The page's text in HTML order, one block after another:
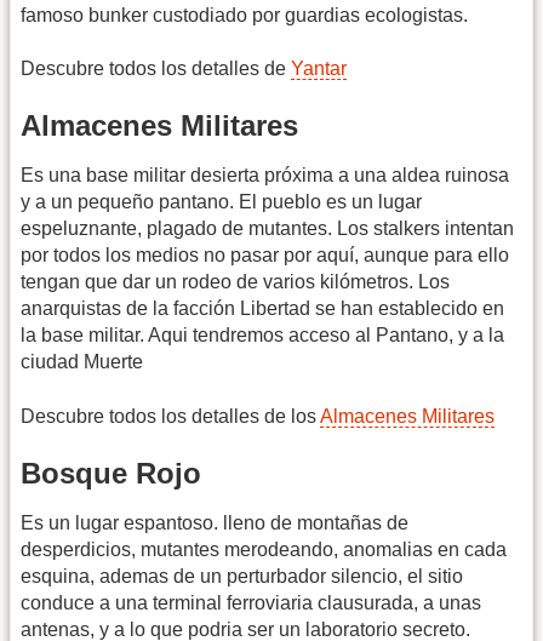
famoso bunker custodiado por guardias ecologistas.
Descubre todos los detalles de Yantar
Almacenes Militares
Es una base militar desierta próxima a una aldea ruinosa
y a un pequeño pantano. El pueblo es un lugar
espeluznante, plagado de mutantes. Los stalkers intentan
por todos los medios no pasar por aquí, aunque para ello
tengan que dar un rodeo de varios kilómetros. Los
anarquistas de la facción Libertad se han establecido en
la base militar. Aqui tendremos acceso al Pantano, y a la
ciudad Muerte
Descubre todos los detalles de losAlmacenes Militares
Bosque Rojo
Es un lugar espantoso. lleno de montañas de
desperdicios, mutantes merodeando, anomalias en cada
esquina, ademas de un perturbador silencio, el sitio
conduce a una terminal ferroviaria clausurada, a unas
antenas, y a lo que podria ser un laboratorio secreto.